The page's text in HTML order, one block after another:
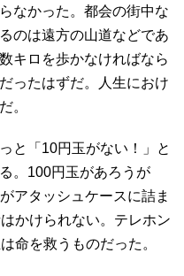
なかった。都会の街中な
のは遠方の山道などであ
キロを歩かなければなら
ったはずだ。人生におけ
。
と「10円玉がない！」と
。100円玉があろうが
アタッシュケースに詰ま
かけられない。テレホン
命を救うものだった。